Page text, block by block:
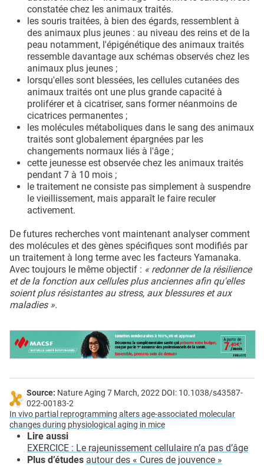
constatée chez les animaux traités.
les souris traitées, à bien des égards, ressemblent à
des animaux plus jeunes : au niveau des reins et de la
peau notamment, l'épigénétique des animaux traités
ressemble davantage aux schémas observés chez les
animaux plus jeunes ;
lorsqu'elles sont blessées, les cellules cutanées des
animaux traités ont une plus grande capacité à
proliférer et à cicatriser, sans former néanmoins de
cicatrices permanentes ;
les molécules métaboliques dans le sang des animaux
traités sont globalement épargnées par les
changements normaux liés à l'âge ;
cette jeunesse est observée chez les animaux traités
pendant 7 à 10 mois ;
le traitement ne consiste pas simplement à suspendre
le vieillissement, mais apparaît le faire reculer
activement.
De futures recherches vont maintenant analyser comment
des molécules et des gènes spécifiques sont modifiés par
un traitement à long terme avec les facteurs Yamanaka.
Avec toujours le même objectif : « redonner de la résilience
et de la fonction aux cellules plus anciennes afin qu'elles
soient plus résistantes au stress, aux blessures et aux
maladies ».
Source: Nature Aging 7 March, 2022 DOI: 10.1038/s43587-
022-00183-2
In vivo partial reprogramming alters age-associated molecular
changes during physiological aging in mice
Lire aussi
EXERCICE : Le rajeunissement cellulaire n’a pas d’âge
Plus d’études autour des « Cures de jouvence »